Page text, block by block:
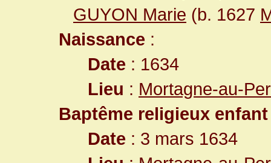
GUYON Marie (b. 1627
Naissance :
Date : 1634
Lieu : Mortagne-au-
Baptême religieux enfant
Date : 3 mars 1634